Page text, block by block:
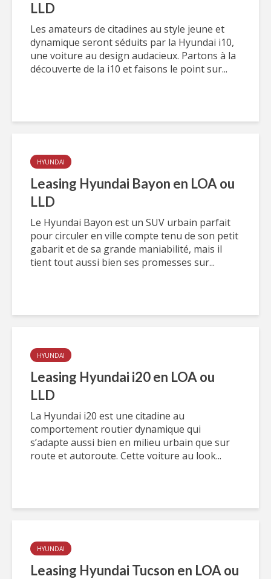
LLD
Les amateurs de citadines au style jeune et
dynamique seront séduits par la Hyundai i10,
une voiture au design audacieux. Partons à la
découverte de la i10 et faisons le point sur...
HYUNDAI
Leasing Hyundai Bayon en LOA ou
LLD
Le Hyundai Bayon est un SUV urbain parfait
pour circuler en ville compte tenu de son petit
gabarit et de sa grande maniabilité, mais il
tient tout aussi bien ses promesses sur...
HYUNDAI
Leasing Hyundai i20 en LOA ou
LLD
La Hyundai i20 est une citadine au
comportement routier dynamique qui
s’adapte aussi bien en milieu urbain que sur
route et autoroute. Cette voiture au look...
HYUNDAI
Leasing Hyundai Tucson en LOA ou